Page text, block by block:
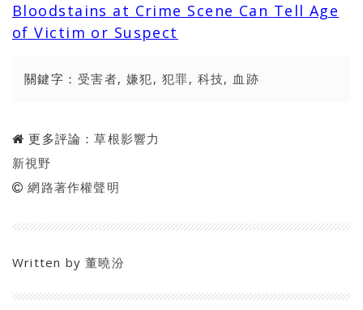
Bloodstains at Crime Scene Can Tell Age
of Victim or Suspect
關鍵字： 受害者, 嫌犯, 犯罪, 科技, 血跡
更多評論：草根影響力
新視野
網路著作權聲明
Written by董曉汾